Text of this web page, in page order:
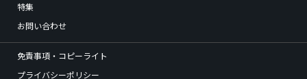
特集
お問い合わせ
免責事項・コピーライト
プライバシーポリシー